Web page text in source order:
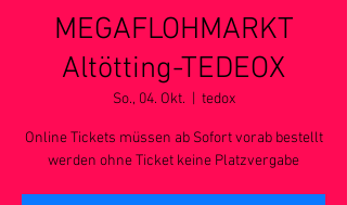
MEGAFLOHMARKT
Altötting-TEDEOX
So., 04. Okt. tedox
Online Tickets müssen ab Sofort vorab bestellt
werden ohne Ticket keine Platzvergabe